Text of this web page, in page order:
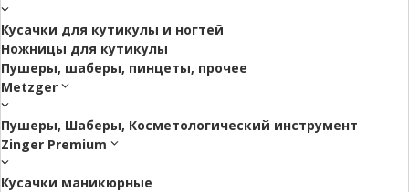
Кусачки для кутикулы и ногтей
Ножницы для кутикулы
Пушеры, шаберы, пинцеты, прочее
Metzger
Пушеры, Шаберы, Косметологический инструмент
Zinger Premium
Кусачки маникюрные